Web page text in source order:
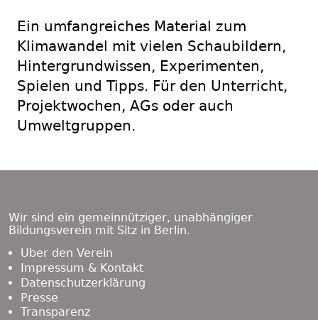
Ein umfangreiches Material zum
Klimawandel mit vielen Schaubildern,
Hintergrundwissen, Experimenten,
Spielen und Tipps. Für den Unterricht,
Projektwochen, AGs oder auch
Umweltgruppen.
Wir sind ein gemeinnütziger, unabhängiger
Bildungsverein mit Sitz in Berlin.
Über den Verein
Impressum & Kontakt
Datenschutzerklärung
Presse
Transparenz